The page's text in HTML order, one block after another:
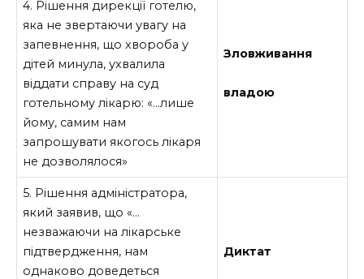
4. Рішення дирекції готелю,
яка не звертаючи увагу на
запевнення, що хвороба у
дітей минула, ухвалила
віддати справу на суд
готельному лікарю: «…лише
йому, самим нам
запрошувати якогось лікаря
не дозволялося»
Зловживання
владою
5. Рішення адміністратора,
який заявив, що «…
незважаючи на лікарське
підтвердження, нам
однаково доведеться
Диктат